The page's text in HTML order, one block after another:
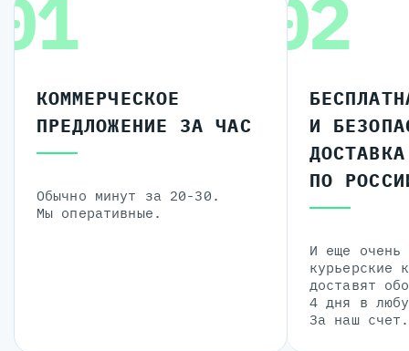
КОММЕРЧЕСКОЕ
ПРЕДЛОЖЕНИЕ ЗА ЧАС
Обычно минут за 20-30.
Мы оперативные.
02
И
ДОСТАВКА
ПО
И еще очень
курьерские
доставят
4 дня в
За наш счет.